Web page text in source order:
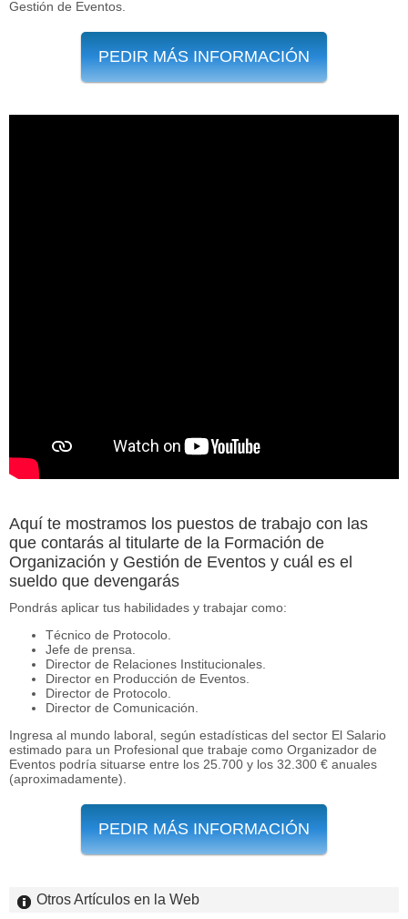
Gestión de Eventos.
PEDIR MÁS INFORMACIÓN
Aquí te mostramos los puestos de trabajo con las
que contarás al titularte de la Formación de
Organización y Gestión de Eventos y cuál es el
sueldo que devengarás
Pondrás aplicar tus habilidades y trabajar como:
Técnico de Protocolo.
Jefe de prensa.
Director de Relaciones Institucionales.
Director en Producción de Eventos.
Director de Protocolo.
Director de Comunicación.
Ingresa al mundo laboral, según estadísticas del sector El Salario
estimado para un Profesional que trabaje como Organizador de
Eventos podría situarse entre los 25.700 y los 32.300 € anuales
(aproximadamente).
PEDIR MÁS INFORMACIÓN
Otros Artículos en la Web